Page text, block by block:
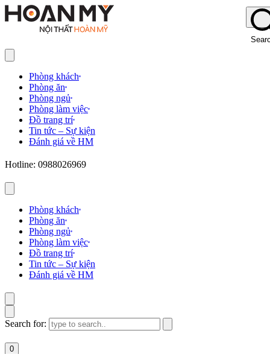
Phòng khách
Phòng ăn
Phòng ngủ
Phòng làm việc
Đồ trang trí
Tin tức – Sự kiện
Đánh giá về HM
Hotline: 0988026969
Phòng khách
Phòng ăn
Phòng ngủ
Phòng làm việc
Đồ trang trí
Tin tức – Sự kiện
Đánh giá về HM
Search for:
0